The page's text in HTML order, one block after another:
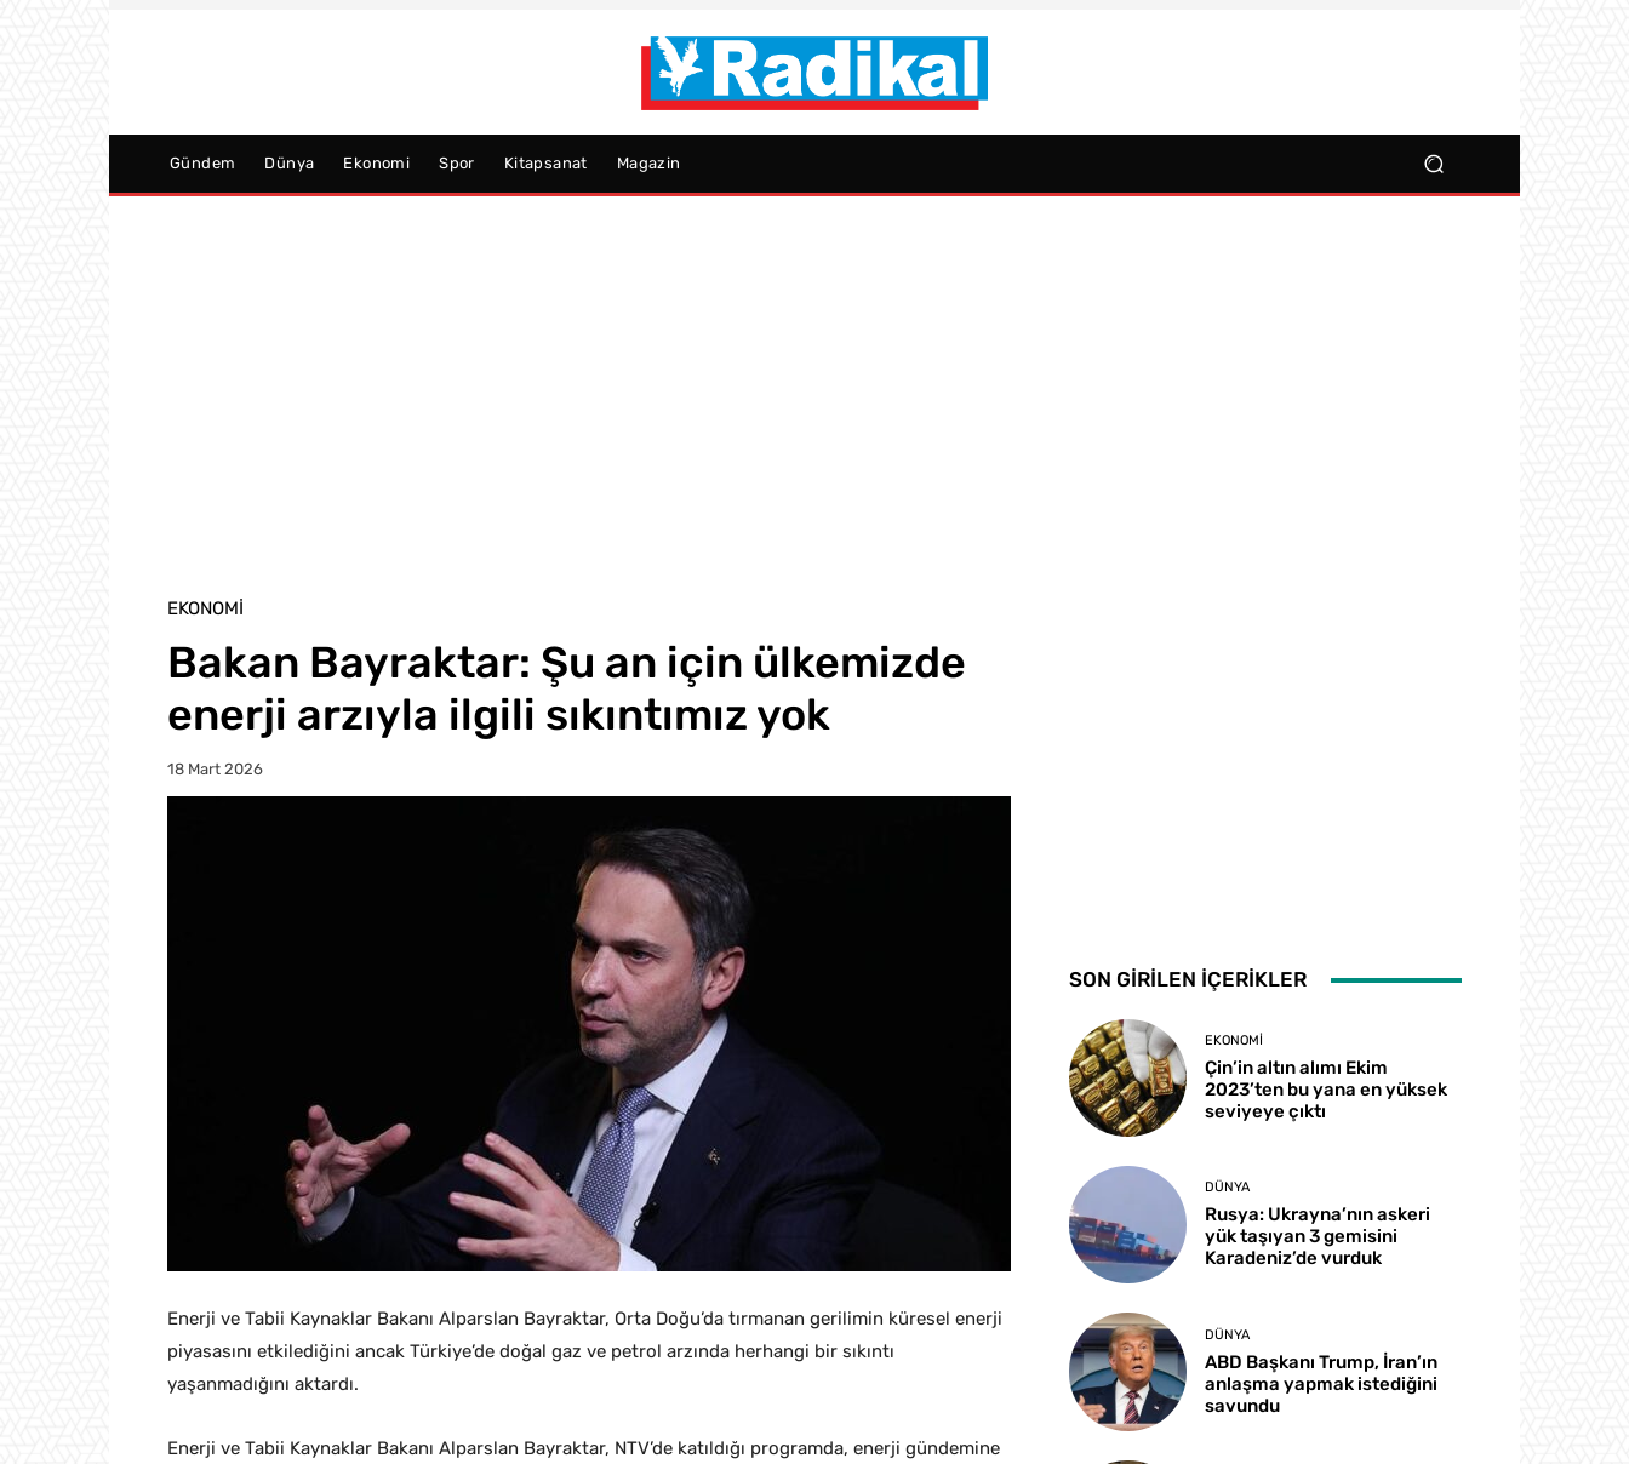
Gündem Dünya Ekonomi Spor Kitapsanat Magazin
EKONOMI
Bakan Bayraktar: Şu an için ülkemizde
enerji arzıyla ilgili sıkıntımız yok
18 Mart 2026
Enerji ve Tabii Kaynaklar Bakanı Alparslan Bayraktar, Orta Doğu’da tırmanan gerilimin küresel enerji
piyasasını etkilediğini ancak Türkiye’de doğal gaz ve petrol arzında herhangi bir sıkıntı
yaşanmadığını aktardı.
Enerji ve Tabii Kaynaklar Bakanı Alparslan Bayraktar, NTV’de katıldığı programda, enerji gündemine
SON GİRİLEN İÇERİKLER
EKONOMI
Çin’in altın alımı Ekim
2023’ten bu yana en yüksek
seviyeye çıktı
DÜNYA
Rusya: Ukrayna’nın askeri
yük taşıyan 3 gemisini
Karadeniz’de vurduk
DÜNYA
ABD Başkanı Trump, İran’ın
anlaşma yapmak istediğini
savundu